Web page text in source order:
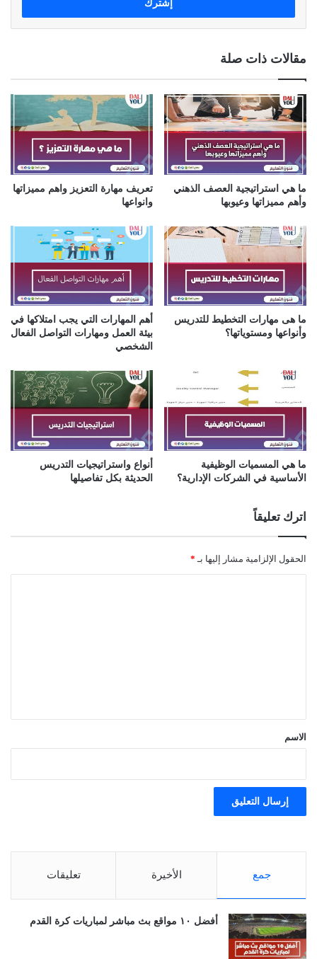
ب
د
ك
ا
ل
إ
ت
و
ي
مقالات ذات صلة
ما هي استراتيجية العصف الذهني
وأهم مميزاتها وعيوبها
تعريف مهارة التعزيز واهم مميزاتها
وانواعها
ما هى مهارات التخطيط للتدريس
وأنواعها ومستوياتها؟
أهم المهارات التي يجب امتلاكها في
بيئة العمل ومهارات التواصل الفعال
الشخصي
ما هي المسميات الوظيفية
الأساسية في الشركات الإدارية؟
أنواع واستراتيجيات التدريس
الحديثة بكل تفاصيلها
اترك تعليقاً
الحقول الإلزامية مشار إليها بـ *
*
الاسم
جمع الأخيرة تعليقات
أفضل ١٠ مواقع بث مباشر لمباريات كرة القدم